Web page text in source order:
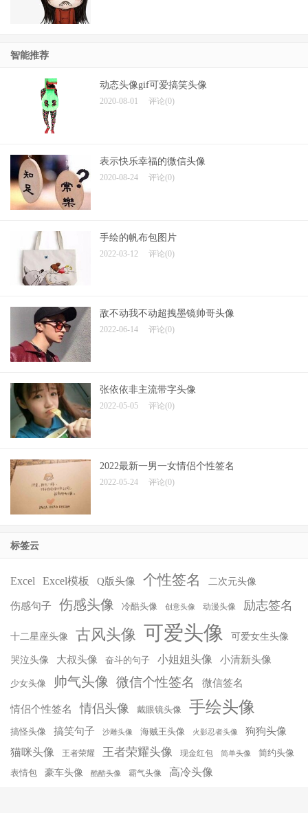
智能推荐
动态头像gif可爱搞笑头像
2020-08-01 评论(0)
表示快乐幸福的微信头像
2020-08-24 评论(0)
手绘的帆布包图片
2022-03-12 评论(0)
敌不动我不动超拽墨镜帅哥头像
2022-06-14 评论(0)
张依依非主流带字头像
2022-05-05 评论(0)
2022最新一男一女情侣个性签名
2022-05-24 评论(0)
标签云
Excel Excel模板 Q版头像 个性签名 二次元头像
伤感句子 伤感头像 冷酷头像 创意头像 动漫头像 励志签名
十二星座头像 古风头像 可爱头像 可爱女生头像
哭泣头像 大叔头像 奋斗的句子 小姐姐头像 小清新头像
少女头像 帅气头像 微信个性签名 微信签名
情侣个性签名 情侣头像 戴眼镜头像 手绘头像
搞怪头像 搞笑句子 沙雕头像 海贼王头像 火影忍者头像 狗狗头像
猫咪头像 王者荣耀 王者荣耀头像 现金红包 简单头像 简约头像
表情包 豪车头像 酷酷头像 霸气头像 高冷头像